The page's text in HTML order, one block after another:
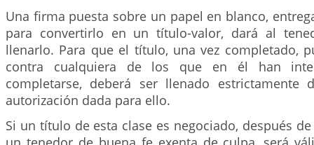
Una firma puesta sobre un papel en blanco,
para convertirlo en un título-valor, dará al
llenarlo. Para que el título, una vez completado,
contra cualquiera de los que en él han
completarse, deberá ser llenado estrictamente
autorización dada para ello.
Si un título de esta clase es negociado, después